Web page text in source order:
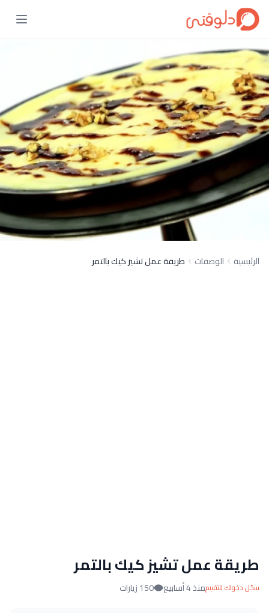
الرئيسية الوصفات طريقة عمل تشيز كيك بالتمر
طريقة عمل تشيز كيك بالتمر
سجّل دخولك للتقييممنذ 4 أسابيع 150 زيارات